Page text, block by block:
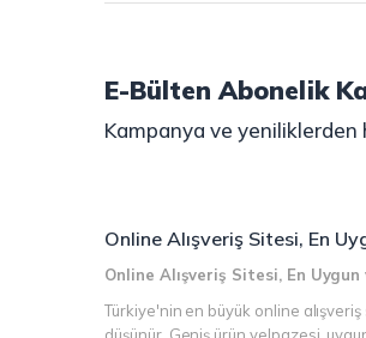
E-Bülten Abonelik
Kampanya ve yeniliklerden
Online Alışveriş Sitesi, En
Online Alışveriş Sitesi, En
Türkiye'nin en büyük online alışveriş
düşünür. Geniş ürün yelpazesi,